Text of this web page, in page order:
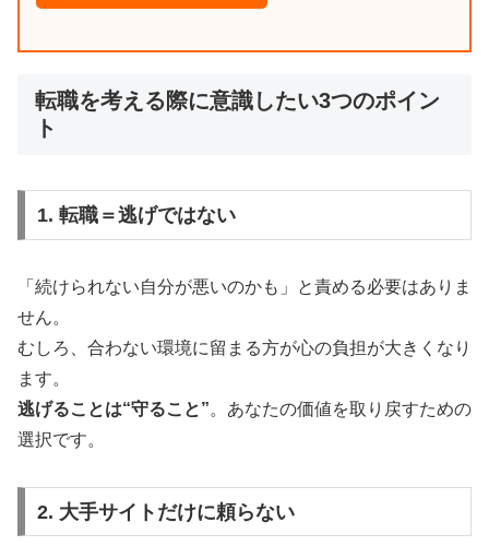
転職を考える際に意識したい3つのポイン
ト
1. 転職＝逃げではない
「続けられない自分が悪いのかも」と責める必要はありま
せん。
むしろ、合わない環境に留まる方が心の負担が大きくなり
ます。
逃げることは“守ること”。あなたの価値を取り戻すための
選択です。
2. 大手サイトだけに頼らない